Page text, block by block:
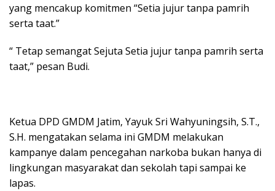
yang mencakup komitmen “Setia jujur tanpa pamrih
serta taat.”
“ Tetap semangat Sejuta Setia jujur tanpa pamrih serta
taat,” pesan Budi.
Ketua DPD GMDM Jatim, Yayuk Sri Wahyuningsih, S.T.,
S.H. mengatakan selama ini GMDM melakukan
kampanye dalam pencegahan narkoba bukan hanya di
lingkungan masyarakat dan sekolah tapi sampai ke
lapas.